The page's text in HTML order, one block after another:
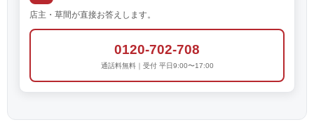
店主・草間が直接お答えします。
0120-702-708
通話料無料｜受付 平日9:00〜17:00